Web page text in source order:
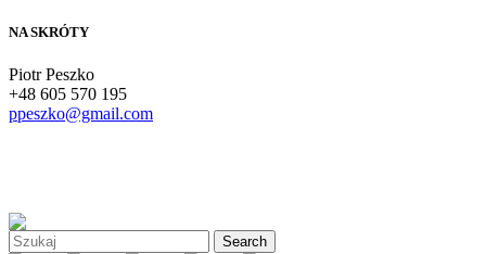
NA SKRÓTY
Piotr Peszko
+48 605 570 195
ppeszko@gmail.com